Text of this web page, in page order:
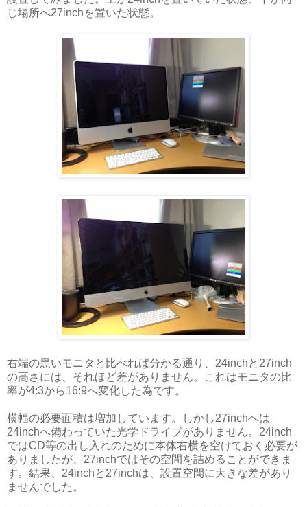
じ場所へ27inchを置いた状態。
右端の黒いモニタと比べれば分かる通り、24inchと27inch
の高さには、それほど差がありません。これはモニタの比
率が4:3から16:9へ変化した為です。
横幅の必要面積は増加しています。しかし27inchへは
24inchへ備わっていた光学ドライブがありません。24inch
ではCD等の出し入れのために本体右横を空けておく必要が
ありましたが、27inchではその空間を詰めることができま
す。結果、24inchと27inchは、設置空間に大きな差があり
ませんでした。